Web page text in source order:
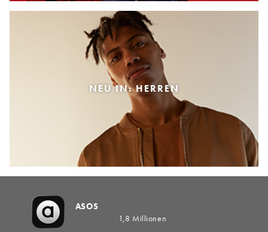
NEU IN: HERREN
ASOS
1,8 Millionen